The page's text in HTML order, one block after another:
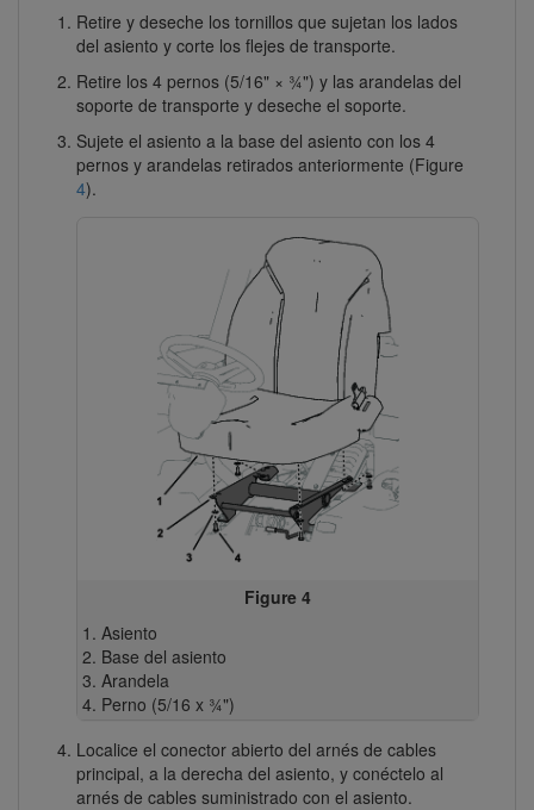
Retire y deseche los tornillos que sujetan los lados
del asiento y corte los flejes de transporte.
Retire los 4 pernos (5/16" × ¾") y las arandelas del
soporte de transporte y deseche el soporte.
Sujete el asiento a la base del asiento con los 4
pernos y arandelas retirados anteriormente (Figure
4).
Figure 4
Asiento
Base del asiento
Arandela
Perno (5/16 x ¾")
Localice el conector abierto del arnés de cables
principal, a la derecha del asiento, y conéctelo al
arnés de cables suministrado con el asiento.